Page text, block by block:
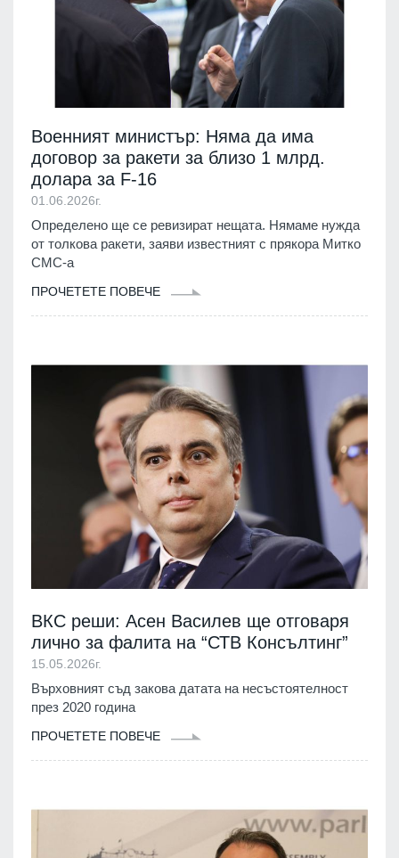
Военният министър: Няма да има
договор за ракети за близо 1 млрд.
долара за F-16
01.06.2026г.
Определено ще се ревизират нещата. Нямаме нужда
от толкова ракети, заяви известният с прякора Митко
СМС-а
ПРОЧЕТЕТЕ ПОВЕЧЕ
ВКС реши: Асен Василев ще отговаря
лично за фалита на “СТВ Консълтинг”
15.05.2026г.
Върховният съд закова датата на несъстоятелност
през 2020 година
ПРОЧЕТЕТЕ ПОВЕЧЕ